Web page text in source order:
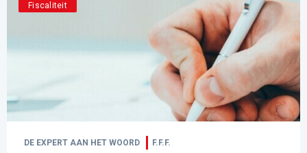
Fiscaliteit
DE EXPERT AAN HET WOORD F.F.F.